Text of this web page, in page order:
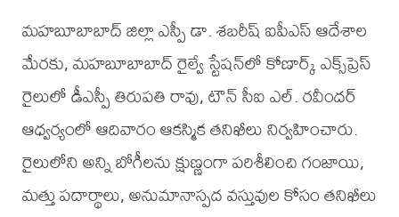
మహబూబాబాద్ జిల్లా ఎస్పీ డా. శబరీష్ ఐపీఎస్ ఆదేశాల
మేరకు, మహబూబాబాద్ రైల్వే స్టేషన్‌లో కోణార్క్ ఎక్స్‌ప్రెస్
రైలులో డీఎస్పీ తిరుపతి రావు, టౌన్ సీఐ ఎల్. రవీందర్
ఆధ్వర్యంలో ఆదివారం ఆకస్మిక తనిఖీలు నిర్వహించారు.
రైలులోని అన్ని బోగీలను క్షుణ్ణంగా పరిశీలించి గంజాయి,
మత్తు పదార్థాలు, అనుమానాస్పద వస్తువుల కోసం తనిఖీలు